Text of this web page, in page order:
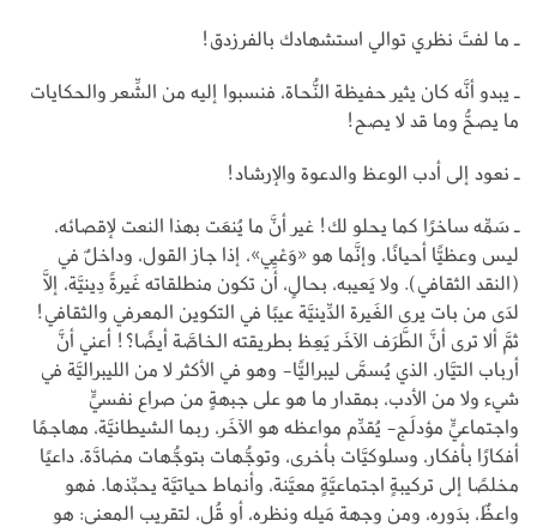
ـ ما لفتَ نظري توالي استشهادك بالفرزدق!
ـ يبدو أنَّه كان يثير حفيظة النُّحاة، فنسبوا إليه من الشِّعر والحكايات
ما يصحُّ وما قد لا يصح!
ـ نعود إلى أدب الوعظ والدعوة والإرشاد!
ـ سَمِّه ساخرًا كما يحلو لك! غير أنَّ ما يُنعَت بهذا النعت لإقصائه،
ليس وعظيًّا أحيانًا، وإنَّما هو «وَعْيِي»، إذا جاز القول، وداخلٌ في
(النقد الثقافي). ولا يَعيبه، بحالٍ، أن تكون منطلقاته غَيرةً دِينيَّة، إلَّا
لدَى من بات يرى الغَيرة الدِّينيَّة عيبًا في التكوين المعرفي والثقافي!
ثمَّ ألا ترى أنَّ الطَّرَف الآخَر يَعِظ بطريقته الخاصَّة أيضًا؟! أعني أنَّ
أرباب التيَّار، الذي يُسمَّى ليبراليًّا- وهو في الأكثر لا من الليبراليَّة في
شيء ولا من الأدب، بمقدار ما هو على جبهةٍ من صراع نفسيٍّ
واجتماعيٍّ مؤدلَج- يُقدِّم مواعظه هو الآخَر، ربما الشيطانيَّة، مهاجمًا
أفكارًا بأفكار، وسلوكيَّات بأخرى، وتوجُّهات بتوجُّهات مضادَّة، داعيًا
مخلصًا إلى تركيبةٍ اجتماعيَّةٍ معيَّنة، وأنماط حياتيَّة يحبِّذها. فهو
واعظٌ، بدَوره، ومن وجهة مَيله ونظره، أو قُل، لتقريب المعنى: هو